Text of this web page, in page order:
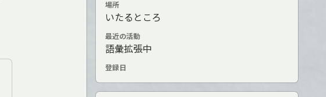
場所
いたるところ
最近の活動
語彙拡張中
登録日